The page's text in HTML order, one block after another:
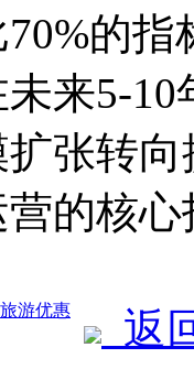
的
来5-
张转
的核心
游优惠
返